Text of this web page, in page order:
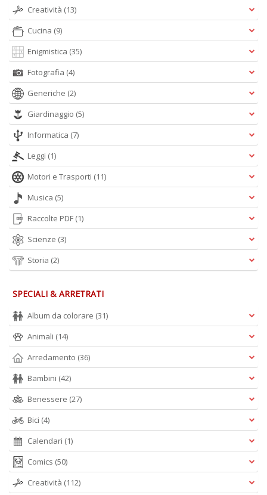
Creatività (13)
Cucina (9)
Enigmistica (35)
Fotografia (4)
Generiche (2)
Giardinaggio (5)
Informatica (7)
Leggi (1)
Motori e Trasporti (11)
Musica (5)
Raccolte PDF (1)
Scienze (3)
Storia (2)
SPECIALI & ARRETRATI
Album da colorare (31)
Animali (14)
Arredamento (36)
Bambini (42)
Benessere (27)
Bici (4)
Calendari (1)
Comics (50)
Creatività (112)